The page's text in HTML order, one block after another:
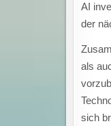
AI
der
als
sich